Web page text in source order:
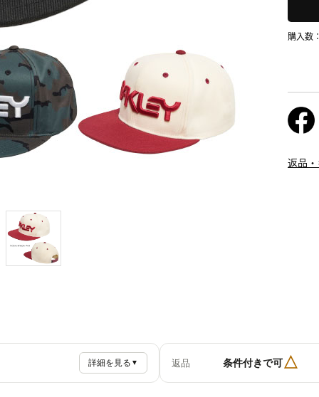
購入数
返品
詳細を見る ▼ 返品 条件付きで可△